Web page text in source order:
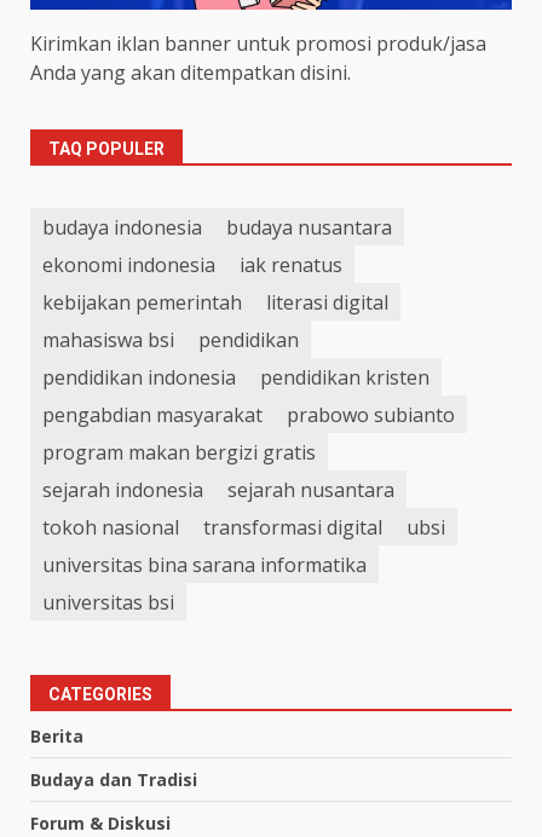
Kirimkan iklan banner untuk promosi produk/jasa
Anda yang akan ditempatkan disini.
TAQ POPULER
budaya indonesia
budaya nusantara
ekonomi indonesia
iak renatus
kebijakan pemerintah
literasi digital
mahasiswa bsi
pendidikan
pendidikan indonesia
pendidikan kristen
pengabdian masyarakat
prabowo subianto
program makan bergizi gratis
sejarah indonesia
sejarah nusantara
tokoh nasional
transformasi digital
ubsi
universitas bina sarana informatika
universitas bsi
CATEGORIES
Berita
Budaya dan Tradisi
Forum & Diskusi